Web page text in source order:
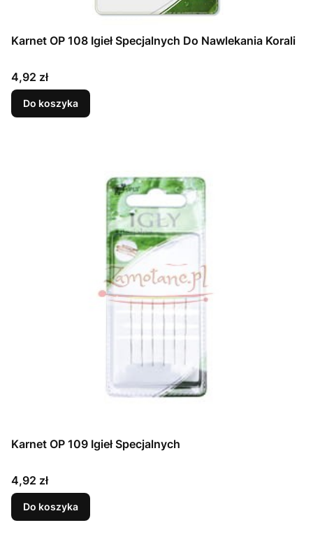
Karnet OP 108 Igieł Specjalnych Do Nawlekania Korali
Cena
4,92 zł
Do koszyka
Karnet OP 109 Igieł Specjalnych
Cena
4,92 zł
Do koszyka